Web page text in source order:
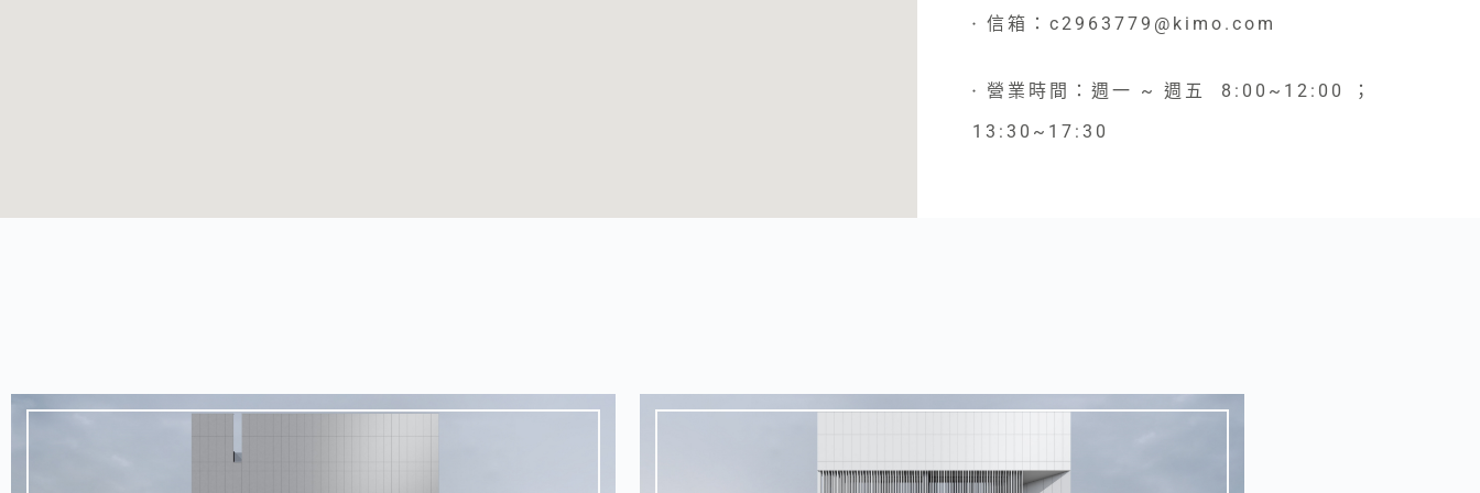
● 信箱：c2963779@kimo.com
●
營業時間：週一 ~ 週五 8:00~12:00 ；
13:30~17:30